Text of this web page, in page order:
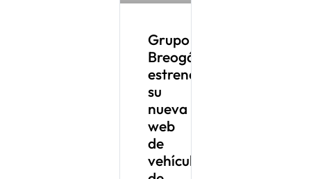
Grupo
Breogán
estrena
su
nueva
web
de
vehículos